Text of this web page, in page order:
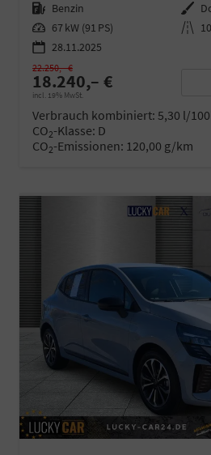
Kraftstoff Benzin Außenfarbe
Leistung 67 kW (91 PS) Kilometerstand
28.11.2025
18.240,– €
incl. 19% MwSt.
22.250,– €
Verbrauch kombiniert: 5,30 l/
CO2-Klasse: D
CO2-Emissionen: 120,00 g/km